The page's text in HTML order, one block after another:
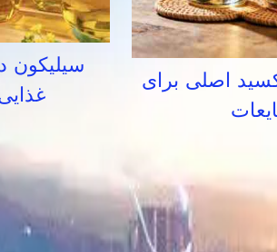
سیلیکون
اصلی برای